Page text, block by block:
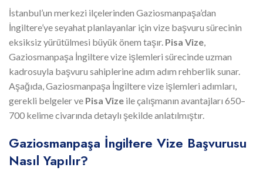
İstanbul’un merkezi ilçelerinden Gaziosmanpaşa’dan
İngiltere’ye seyahat planlayanlar için vize başvuru sürecinin
eksiksiz yürütülmesi büyük önem taşır. Pisa Vize,
Gaziosmanpaşa İngiltere vize işlemleri sürecinde uzman
kadrosuyla başvuru sahiplerine adım adım rehberlik sunar.
Aşağıda, Gaziosmanpaşa İngiltere vize işlemleri adımları,
gerekli belgeler ve Pisa Vize ile çalışmanın avantajları 650–
700 kelime civarında detaylı şekilde anlatılmıştır.
Gaziosmanpaşa İngiltere Vize Başvurusu
Nasıl Yapılır?